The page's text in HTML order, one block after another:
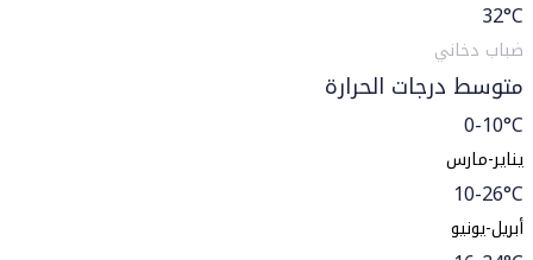
32°C
ضباب دخاني
متوسط درجات الحرارة
0-10°C
يناير-مارس
10-26°C
أبريل-يونيو